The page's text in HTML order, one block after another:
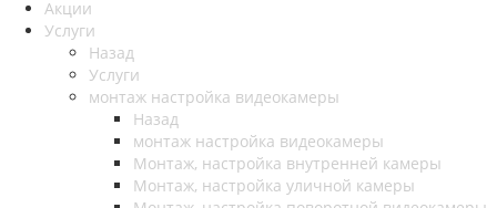
Акции
Услуги
Назад
Услуги
монтаж настройка видеокамеры
Назад
монтаж настройка видеокамеры
Монтаж, настройка внутренней камеры
Монтаж, настройка уличной камеры